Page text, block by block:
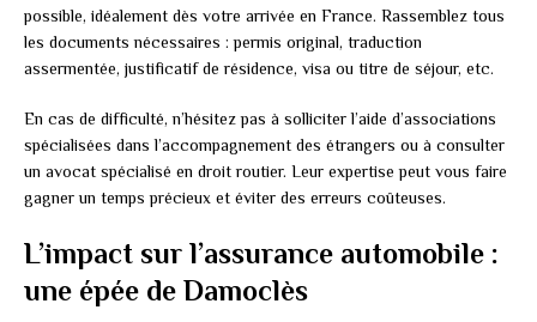
possible, idéalement dès votre arrivée en France. Rassemblez tous
les documents nécessaires : permis original, traduction
assermentée, justificatif de résidence, visa ou titre de séjour, etc.
En cas de difficulté, n’hésitez pas à solliciter l’aide d’associations
spécialisées dans l’accompagnement des étrangers ou à consulter
un avocat spécialisé en droit routier. Leur expertise peut vous faire
gagner un temps précieux et éviter des erreurs coûteuses.
L’impact sur l’assurance automobile :
une épée de Damoclès